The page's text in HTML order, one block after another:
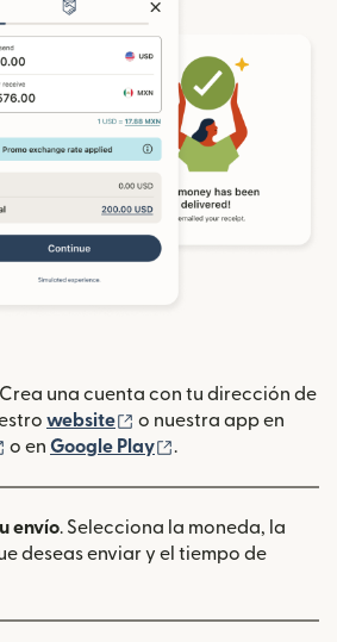
Crea una cuenta con tu dirección de
website (se abre en una
o nuestra app en
(se abre en una ventana nueva)
o en Google Play .
envío. Selecciona la moneda, la
deseas enviar y el tiempo de